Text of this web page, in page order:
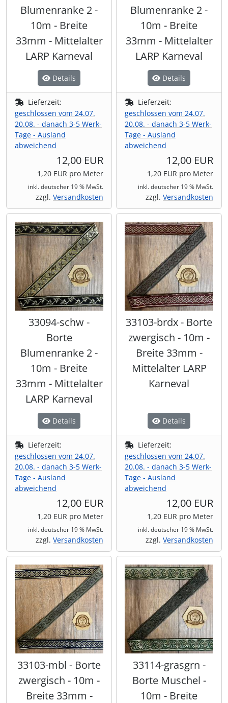
Blumenranke 2 -
10m - Breite
33mm - Mittelalter
LARP Karneval
Details
Lieferzeit:
geschlossen vom 24.07.
20.08. - danach 3-5 Werk-
Tage - Ausland
abweichend
12,00 EUR
1,20 EUR pro Meter
inkl. deutscher 19 % MwSt.
zzgl. Versandkosten
Blumenranke 2 -
10m - Breite
33mm - Mittelalter
LARP Karneval
Details
Lieferzeit:
geschlossen vom 24.07.
20.08. - danach 3-5 Werk-
Tage - Ausland
abweichend
12,00 EUR
1,20 EUR pro Meter
inkl. deutscher 19 % MwSt.
zzgl. Versandkosten
33094-schw -
Borte
Blumenranke 2 -
10m - Breite
33mm - Mittelalter
LARP Karneval
Details
Lieferzeit:
geschlossen vom 24.07.
20.08. - danach 3-5 Werk-
Tage - Ausland
abweichend
12,00 EUR
1,20 EUR pro Meter
inkl. deutscher 19 % MwSt.
zzgl. Versandkosten
33103-brdx - Borte
zwergisch - 10m -
Breite 33mm -
Mittelalter LARP
Karneval
Details
Lieferzeit:
geschlossen vom 24.07.
20.08. - danach 3-5 Werk-
Tage - Ausland
abweichend
12,00 EUR
1,20 EUR pro Meter
inkl. deutscher 19 % MwSt.
zzgl. Versandkosten
33103-mbl - Borte
zwergisch - 10m -
Breite 33mm -
33114-grasgrn -
Borte Muschel -
10m - Breite